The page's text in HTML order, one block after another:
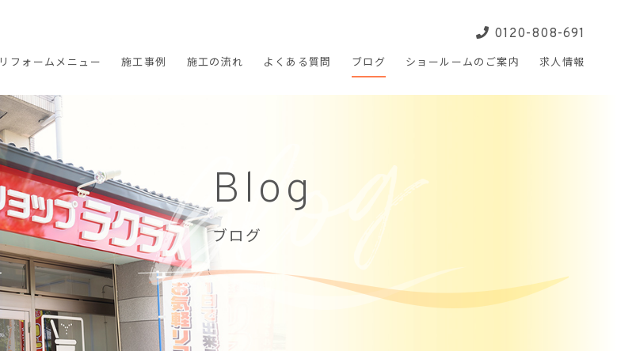
リフォームメニュー 施工事例 施工の流れ よくある質問 ブログ ショールームの ご案内 求人情報
0120-808-691
Blog
ブログ